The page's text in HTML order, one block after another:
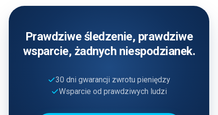
Prawdziwe śledzenie, prawdziwe
wsparcie, żadnych niespodzianek.
30 dni gwarancji zwrotu pieniędzy
Wsparcie od prawdziwych ludzi